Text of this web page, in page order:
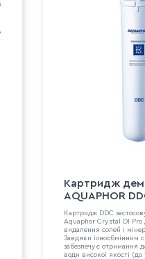
Картридж
AQUAPHOR
Картридж DDC
Aquaphor Crystal DI Pro
видалення солей і
Завдяки іонообмінним
забезпечує отримання
води високої якості